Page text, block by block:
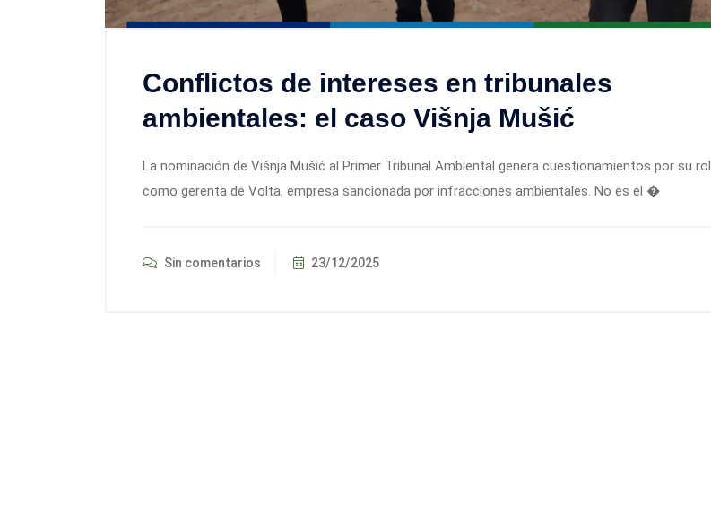
Conflictos de intereses en tribunales
ambientales: el caso Višnja Mušić
La nominación de Višnja Mušić al Primer Tribunal Ambiental genera cuestionamientos por su rol
como gerenta de Volta, empresa sancionada por infracciones ambientales. No es el �
Sin comentarios 23/12/2025